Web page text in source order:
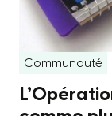
Communauté